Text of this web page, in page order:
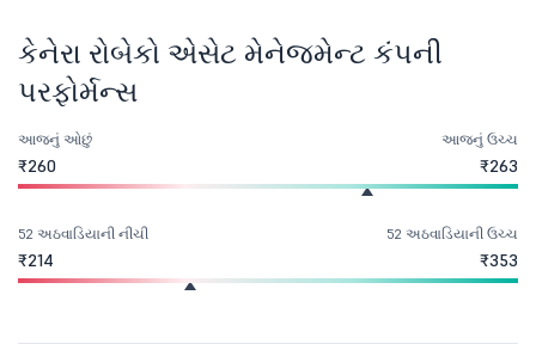
કેનેરા રોબેકો એસેટ મેનેજમેન્ટ કંપની
પરફોર્મન્સ
આજનું ઓછું
₹260
આજનું ઉચ્ચ
₹263
52 અઠવાડિયાની નીચી
₹214
52 અઠવાડિયાની ઉચ્ચ
₹353